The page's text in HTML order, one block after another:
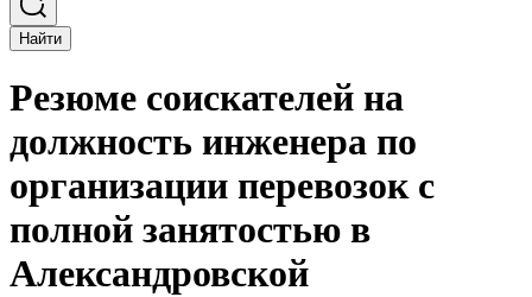
Найти
Резюме соискателей на
должность инженера по
организации перевозок с
полной занятостью в
Александровской